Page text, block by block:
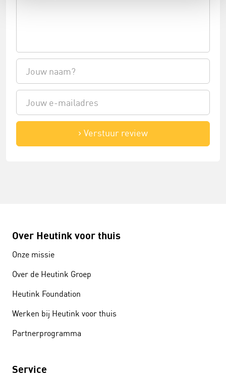
Verstuur review
Over Heutink voor thuis
Onze missie
Over de Heutink Groep
Heutink Foundation
Werken bij Heutink voor thuis
Partnerprogramma
Service